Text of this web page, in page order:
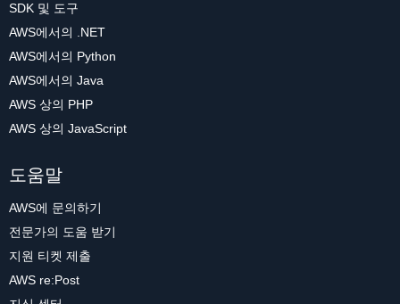
SDK 및 도구
AWS에서의 .NET
AWS에서의 Python
AWS에서의 Java
AWS 상의 PHP
AWS 상의 JavaScript
도움말
AWS에 문의하기
전문가의 도움 받기
지원 티켓 제출
AWS re:Post